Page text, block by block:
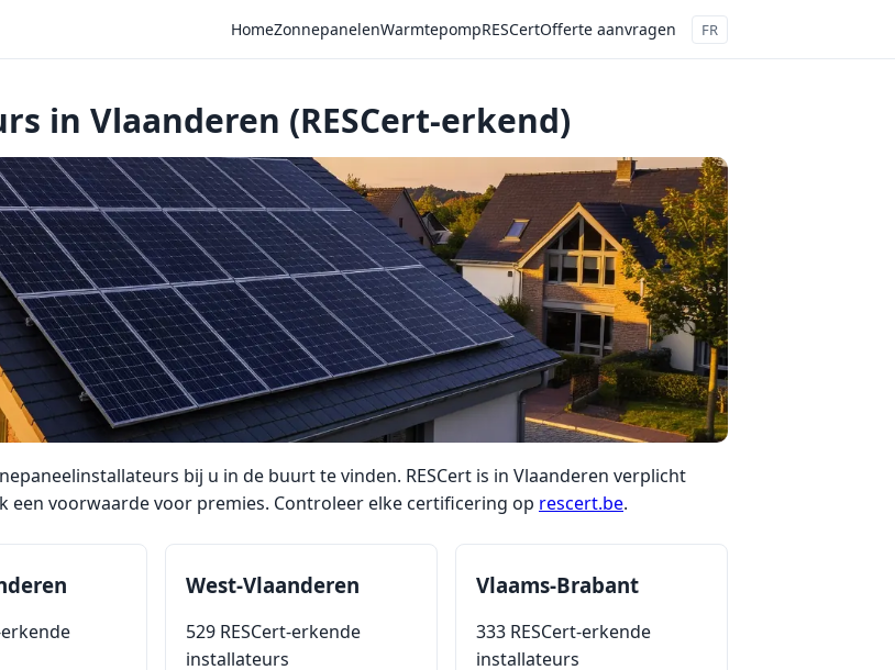
HomeZonnepanelenWarmtepompRESCertOfferte aanvragen FR
in Vlaanderen (RESCert-erkend)
bij u in de buurt te vinden. RESCert is in Vlaanderen verplicht
een voorwaarde voor premies. Controleer elke certificering op rescert.be.
erkende
West-Vlaanderen
529 RESCert-erkende
installateurs
Vlaams-Brabant
333 RESCert-erkende
installateurs